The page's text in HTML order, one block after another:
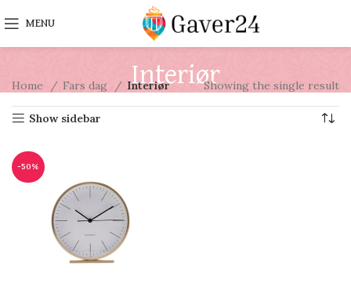
MENU
Interiør
Home Fars dag Interiør Showing the single result
Show sidebar
-50%